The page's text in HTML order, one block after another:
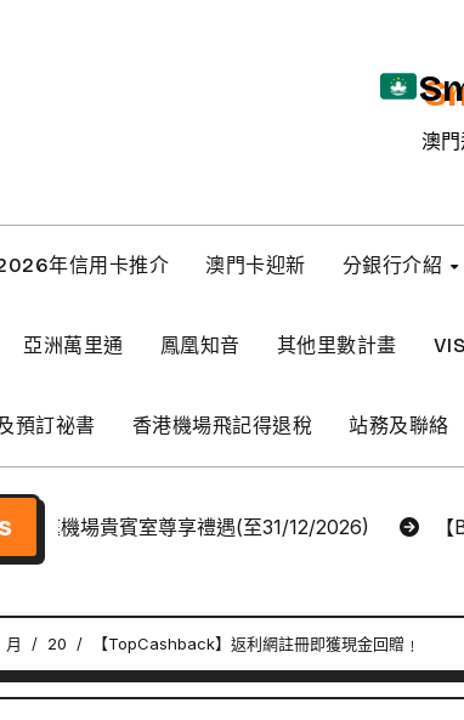
澳
年信用卡推介 澳門卡迎新 分銀行介紹
亞洲萬里通 鳳凰知音 其他里數計畫
預訂祕書 香港機場飛記得退稅 站務及聯絡
逸庭機場貴賓室尊享禮遇(至31/12/2026)
月 20 【TopCashback】返利網註冊即獲現金回贈﹗